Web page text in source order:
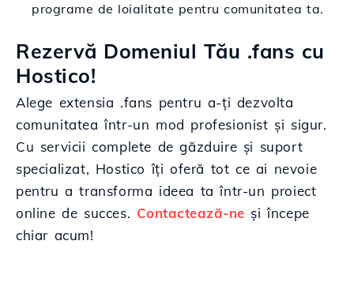
programe de loialitate pentru comunitatea ta.
Rezervă Domeniul Tău .fans cu
Hostico!
Alege extensia .fans pentru a-ți dezvolta
comunitatea într-un mod profesionist și sigur.
Cu servicii complete de găzduire și suport
specializat, Hostico îți oferă tot ce ai nevoie
pentru a transforma ideea ta într-un proiect
online de succes. Contactează-ne și începe
chiar acum!